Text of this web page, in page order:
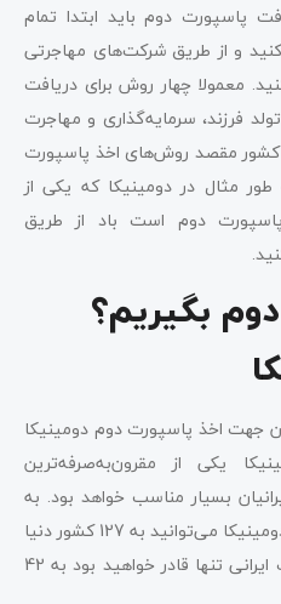
پاسپورت دوم باید ابتدا تمام
کنید و از طریق شرکت‌های مهاجرتی
معمولا چهار روش برای دریافت
فرزند، سرمایه‌گذاری و مهاجرت
کشور مقصد روش‌های اخذ پاسپورت
مثال در دومینیکا که یکی از
دوم است باد از طریق
بگیریم؟
جهت اخذ پاسپورت دوم دومینیکا
یکی از مقرون‌به‌صرفه‌ترین
بسیار مناسب خواهد بود. به
یاد داشته باشید که با پاسپورت دومینیکا می‌توانید به 127 کشور دنیا
سفر کنید در حالی که با پاسپورت ایرانی تنها قادر خواهید بود به 42